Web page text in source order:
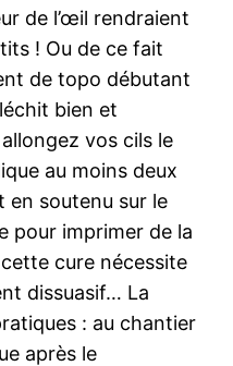
de l’œil rendraient
! Ou de ce fait
de topo débutant
bien et
vos cils le
au moins deux
en soutenu sur le
pour imprimer de la
cure nécessite
dissuasif… La
: au chantier
après le